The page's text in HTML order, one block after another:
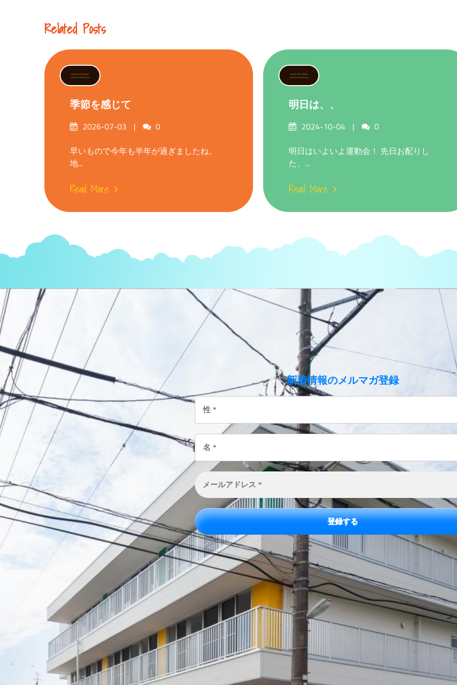
Related Posts
季節を感じて
Posted2026-07-03 Comments
0
早いもので今年も半年が過ぎましたね。
地...
Read More
明日は、、
Posted2024-10-04 Comments
0
明日はいよいよ運動会！ 先日お配りし
た、...
Read More
新着情報のメルマガ登録
性
名
*
メ
ー
ル
ド
レ
ス
*